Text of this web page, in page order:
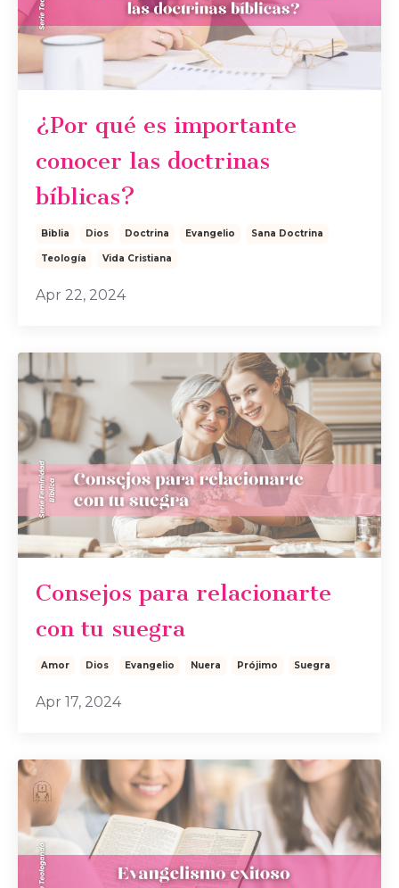
¿Por qué es importante
conocer las doctrinas
bíblicas?
Biblia Dios Doctrina Evangelio Sana Doctrina
Teología Vida Cristiana
Apr 22, 2024
Consejos para relacionarte
con tu suegra
Amor Dios Evangelio Nuera Prójimo Suegra
Apr 17, 2024